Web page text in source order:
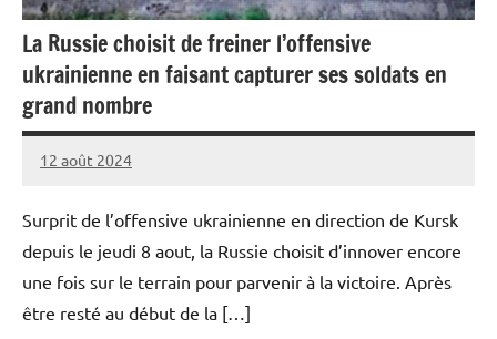
La Russie choisit de freiner l’offensive
ukrainienne en faisant capturer ses soldats en
grand nombre
12 août 2024
Caporal
Aucun
Surprit de l’offensive ukrainienne en direction de Kursk
depuis le jeudi 8 aout, la Russie choisit d’innover encore
une fois sur le terrain pour parvenir à la victoire. Après
être resté au début de la […]